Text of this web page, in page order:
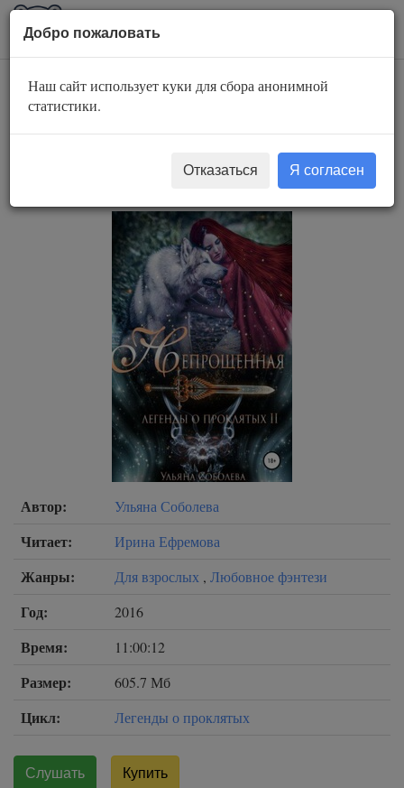
AuBook.org
Легенды о
проклятых 2.
Непрощенная
Автор: Ульяна Соболева
Читает: Ирина Ефремова
Жанры: Для взрослых , Любовное фэнтези
Год: 2016
Время: 11:00:12
Размер: 605.7 Мб
Цикл: Легенды о проклятых
Слушать Купить
Добро пожаловать
Наш сайт использует куки для сбора анонимной
статистики.
Отказаться Я согласен